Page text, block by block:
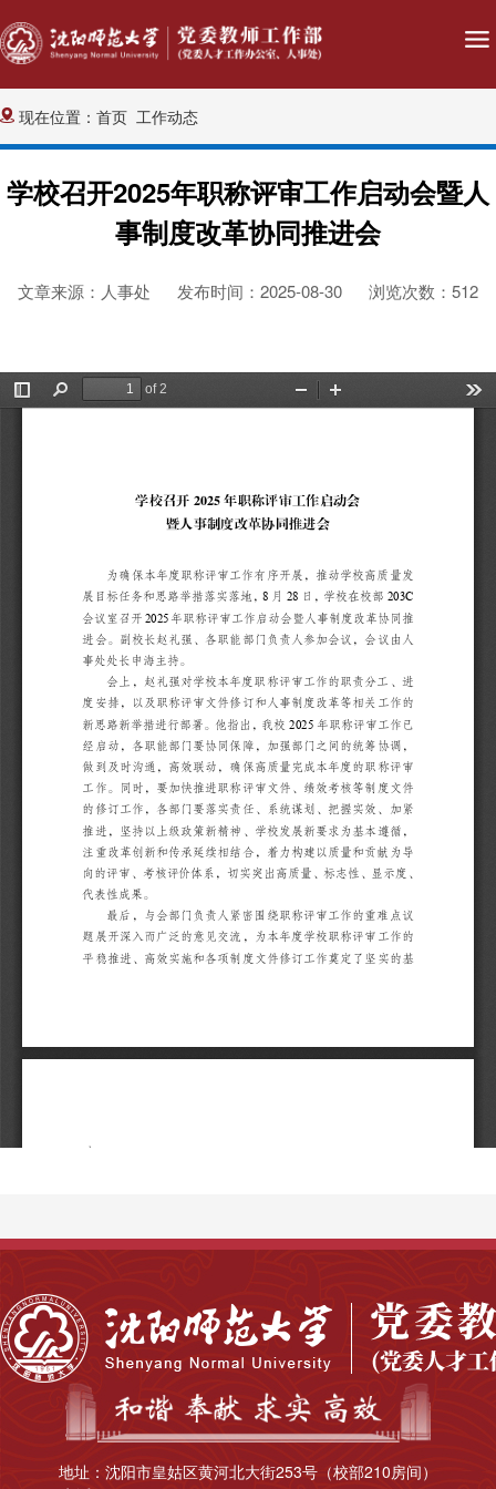
现在位置： 首页 工作动态
学校召开2025年职称评审工作启动会暨人
事制度改革协同推进会
文章来源：人事处 发布时间：2025-08-30 浏览次数： 512
地址：沈阳市皇姑区黄河北大街253号（校部210房间）